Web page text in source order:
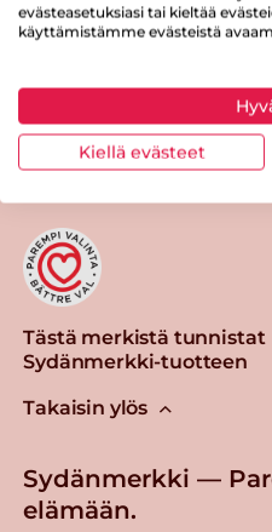
Tästä merkistä tunnistat
Sydänmerkki-tuotteen
Takaisin ylös
Sydänmerkki —
elämään.
evästeasetuksiasi tai kieltää
käyttämistämme evästeistä
Kiellä evästeet